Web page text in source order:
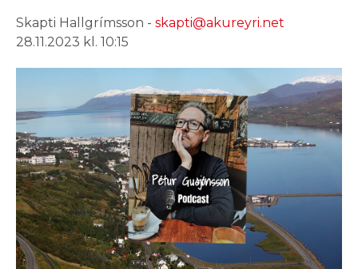
Skapti Hallgrímsson - skapti@akureyri.net
28.11.2023 kl. 10:15